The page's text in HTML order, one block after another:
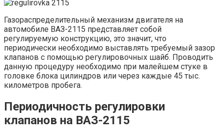
Газораспределительный механизм двигателя на
автомобиле ВАЗ-2115 представляет собой
регулируемую конструкцию, это значит, что
периодически необходимо выставлять требуемый зазор
клапанов с помощью регулировочных шайб. Проводить
данную процедуру необходимо при малейшем стуке в
головке блока цилиндров или через каждые 45 тыс.
километров пробега.
Периодичность регулировки
клапанов на ВАЗ-2115